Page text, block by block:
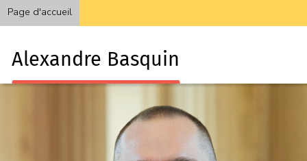
Page d'accueil
Alexandre Basquin